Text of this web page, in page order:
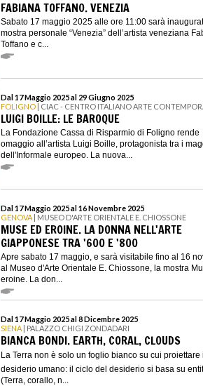
FABIANA TOFFANO. VENEZIA
Sabato 17 maggio 2025 alle ore 11:00 sarà
mostra personale “Venezia” dell’artista veneziana
Toffano e c...
Dal 17 Maggio 2025 al 29 Giugno 2025
FOLIGNO | CIAC - CENTRO ITALIANO ARTE
LUIGI BOILLE: LE BAROQUE
La Fondazione Cassa di Risparmio di Foligno rende
omaggio all’artista Luigi Boille, protagonista tra i
dell'Informale europeo. La nuova...
Dal 17 Maggio 2025 al 16 Novembre 2025
GENOVA | MUSEO D'ARTE ORIENTALE E. CHIOSSONE
MUSE ED EROINE. LA DONNA NELL'ARTE
GIAPPONESE TRA '600 E '800
Apre sabato 17 maggio, e sarà visitabile fino al 16
al Museo d'Arte Orientale E. Chiossone, la mostra
eroine. La don...
Dal 17 Maggio 2025 al 8 Dicembre 2025
SIENA | PALAZZO CHIGI ZONDADARI
BIANCA BONDI. EARTH, CORAL, CLOUDS
La Terra non è solo un foglio bianco su cui proiettare
desiderio umano: il ciclo del desiderio si basa su
(Terra, corallo, n...